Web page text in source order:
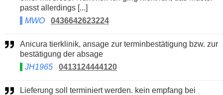
passt allerdings [...]
MWO
0436642623224
Anicura tierklinik, ansage zur terminbestätigung bzw. zur
bestätigung der absage
JH1965
0413124444120
Lieferung soll terminiert werden. kein empfang bei